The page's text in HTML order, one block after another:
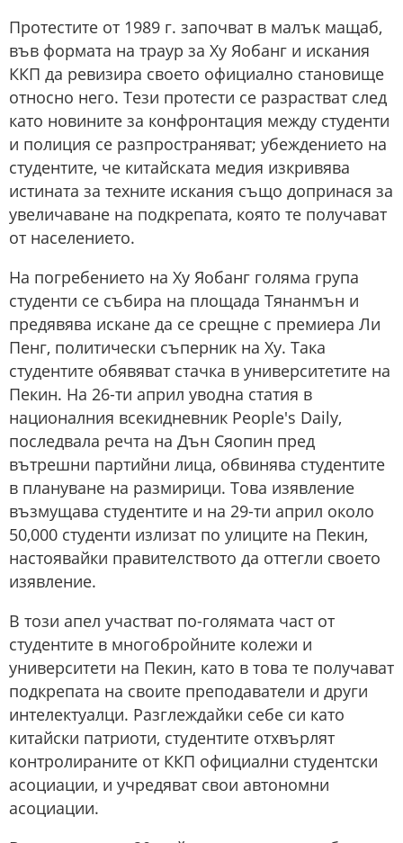
Протестите от 1989 г. започват в малък мащаб,
във формата на траур за Ху Яобанг и искания
ККП да ревизира своето официално становище
относно него. Тези протести се разрастват след
като новините за конфронтация между студенти
и полиция се разпространяват; убеждението на
студентите, че китайската медия изкривява
истината за техните искания също допринася за
увеличаване на подкрепата, която те получават
от населението.
На погребението на Ху Яобанг голяма група
студенти се събира на площада Тянанмън и
предявява искане да се срещне с премиера Ли
Пенг, политически съперник на Ху. Така
студентите обявяват стачка в университетите на
Пекин. На 26-ти април уводна статия в
националния всекидневник People's Daily,
последвала речта на Дън Сяопин пред
вътрешни партийни лица, обвинява студентите
в плануване на размирици. Това изявление
възмущава студентите и на 29-ти април около
50,000 студенти излизат по улиците на Пекин,
настоявайки правителството да оттегли своето
изявление.
В този апел участват по-голямата част от
студентите в многобройните колежи и
университети на Пекин, като в това те получават
подкрепата на своите преподаватели и други
интелектуалци. Разглеждайки себе си като
китайски патриоти, студентите отхвърлят
контролираните от ККП официални студентски
асоциации, и учредяват свои автономни
асоциации.